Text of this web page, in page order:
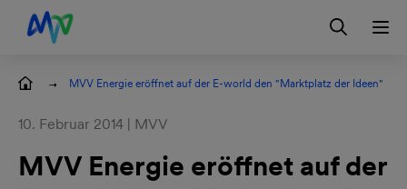
Zur Hauptnavigation springen
Zum Hauptinhalt springen
Zur Footernavigation springen
Kontakt EN Login
MVV Energie eröffnet auf der E-world den "Marktplatz der Ideen"
10. Februar 2014 | MVV
MVV Energie eröffnet auf der